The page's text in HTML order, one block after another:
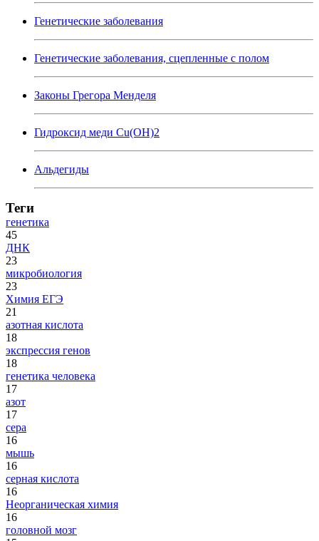
Генетические заболевания
Генетические заболевания, сцепленные с полом
Законы Грегора Менделя
Гидроксид меди Cu(OH)2
Альдегиды
Теги
генетика
45
ДНК
23
микробиология
23
Химия ЕГЭ
21
азотная кислота
18
экспрессия генов
18
генетика человека
17
азот
17
сера
16
мышь
16
серная кислота
16
Неорганическая химия
16
головной мозг